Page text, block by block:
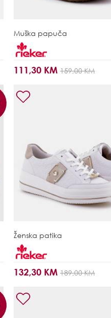
Muška papuča
111,30 KM 159,00 KM
Ženska patika
132,30 KM 189,00 KM